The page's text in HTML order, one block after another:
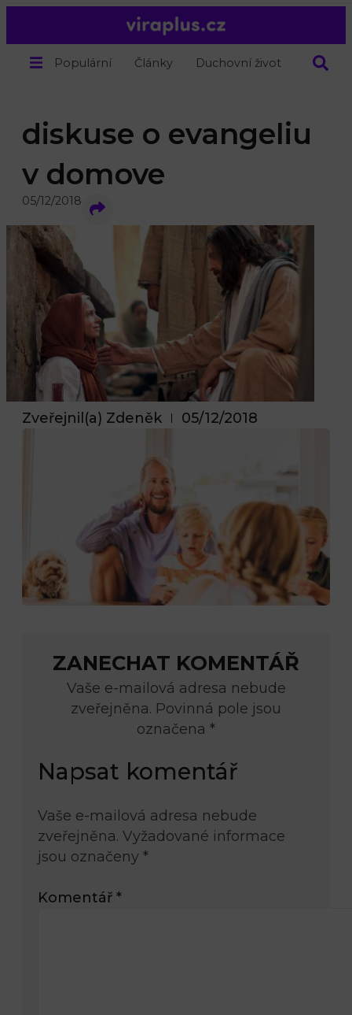
Populární Články Duchovní život O nás
diskuse o evangeliu
v domove
05/12/2018
Zveřejnil(a) Zdeněk 05/12/2018
ZANECHAT KOMENTÁŘ
Vaše e-mailová adresa nebude
zveřejněna. Povinná pole jsou
označena *
Napsat komentář
Vaše e-mailová adresa nebude
zveřejněna. Vyžadované informace
jsou označeny *
Komentář *